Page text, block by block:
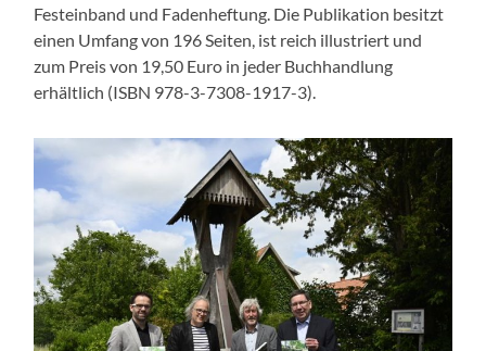
Festeinband und Fadenheftung. Die Publikation besitzt
einen Umfang von 196 Seiten, ist reich illustriert und
zum Preis von 19,50 Euro in jeder Buchhandlung
erhältlich (ISBN 978-3-7308-1917-3).